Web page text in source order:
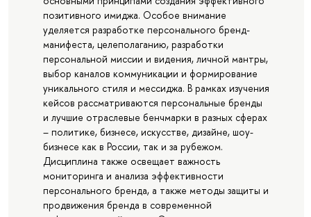
позитивного имиджа. Особое внимание
уделяется разработке персонального бренд-
манифеста, целеполаганию, разработки
персональной миссии и видения, личной мантры,
выбор каналов коммуникации и формирование
уникального стиля и мессиджа. В рамках изучения
кейсов рассматриваются персональные бренды
и лучшие отраслевые бенчмарки в разных сферах
– политике, бизнесе, искусстве, дизайне, шоу-
бизнесе как в России, так и за рубежом.
Дисциплина также освещает важность
мониторинга и анализа эффективности
персонального бренда, а также методы защиты и
продвижения бренда в современной